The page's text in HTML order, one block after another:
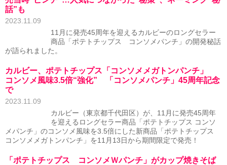
話”も
2023.11.09
11月に発売45周年を迎えるカルビーのロングセラー
商品「ポテトチップス コンソメパンチ」の開発秘話
が語られました。
カルビー、ポテトチップス「コンソメメガトンパンチ」
コンソメ風味3.5倍“強化” 「コンソメパンチ」45周年記念
で
2023.11.09
カルビー（東京都千代田区）が、11月に発売45周年
を迎えるロングセラー商品「ポテトチップス コンソ
メパンチ」のコンソメ風味を3.5倍にした新商品「ポテトチップス
コンソメメガトンパンチ」を11月13日から期間限定で発売！
「ポテトチップス コンソメＷパンチ」がカップ焼きそば